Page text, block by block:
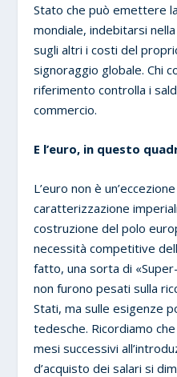
Stato che può emettere
mondiale, indebitarsi
sugli altri i costi del
signoraggio globale. Chi
riferimento controlla i
commercio.
E l’euro, in questo
L’euro non è
caratterizzazione
costruzione del polo
necessità competitive
fatto, una sorta di
non furono pesati sulla
Stati, ma sulle esigenze
tedesche. Ricordiamo
mesi successivi
d’acquisto dei salari si